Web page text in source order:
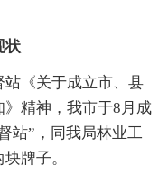
状
《关于成立市、县
精神，我市于8月成
站”，同我局林业工
牌子。